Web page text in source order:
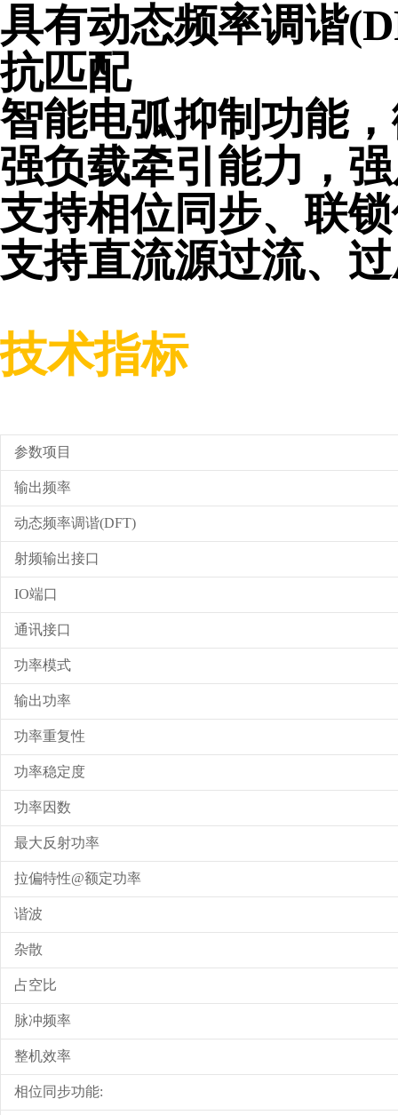
具有动态频率调谐
抗匹配
智能电弧抑制功能
强负载牵引能力，
支持相位同步、联
支持直流源过流、
技术指标
参数项目
输出频率
动态频率调谐(DFT)
射频输出接口
IO端口
通讯接口
功率模式
输出功率
功率重复性
功率稳定度
功率因数
最大反射功率
拉偏特性@额定功率
谐波
杂散
占空比
脉冲频率
整机效率
相位同步功能: